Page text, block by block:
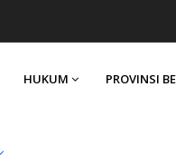
HUKUM PROVINSI